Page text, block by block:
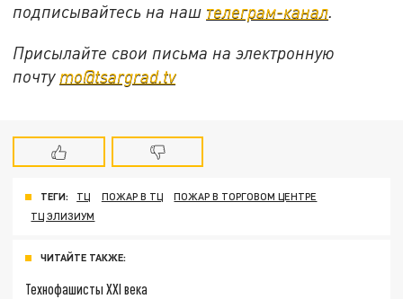
подписывайтесь на наш телеграм-канал.
Присылайте свои письма на электронную
почту mo@tsargrad.tv
ТЕГИ: ТЦ ПОЖАР В ТЦ
ПОЖАР В ТОРГОВОМ ЦЕНТРЕ
ТЦ ЭЛИЗИУМ
ЧИТАЙТЕ ТАКЖЕ:
Технофашисты XXI века